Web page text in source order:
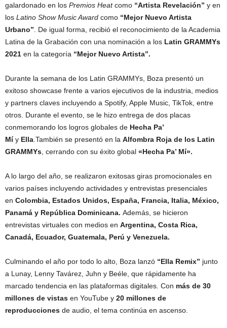
galardonado en los Premios Heatcomo “Artista Revelación” y en
los Latino Show Music Award como “Mejor Nuevo Artista
Urbano” . De igual forma, recibió el reconocimiento de la Academia
Latina de la Grabación con una nominación a los Latin GRAMMYs
2021 en la categoría “Mejor Nuevo Artista”.
Durante la semana de los Latin GRAMMYs, Boza presentó un
exitoso showcase frente a varios ejecutivos de la industria, medios
y partners claves incluyendo a Spotify, Apple Music, TikTok, entre
otros. Durante el evento, se le hizo entrega de dos placas
conmemorando los logros globales de Hecha Pa’
Míy Ella .También se presentó en la Alfombra Roja de los Latin
GRAMMYs , cerrando con su éxito global «Hecha Pa’ Mí».
A lo largo del año, se realizaron exitosas giras promocionales en
varios países incluyendo actividades y entrevistas presenciales
en Colombia, Estados Unidos, España, Francia, Italia, México,
Panamá y República Dominicana. Además, se hicieron
entrevistas virtuales con medios en Argentina, Costa Rica,
Canadá, Ecuador, Guatemala, Perú y Venezuela.
Culminando el año por todo lo alto, Boza lanzó “Ella Remix” junto
a Lunay, Lenny Tavárez, Juhn y Beéle, que rápidamente ha
marcado tendencia en las plataformas digitales. Con más de 30
millones de vistas en YouTube y 20 millones de
reproducciones de audio, el tema continúa en ascenso.